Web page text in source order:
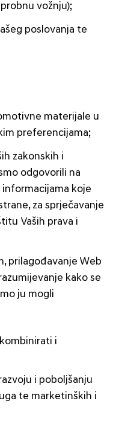
vožnju);
poslovanja te
materijale u
preferencijama;
zakonskih i
odgovorili na
koje
za sprječavanje
Vaših prava i
prilagođavanje Web
kako se
ju mogli
i
i poboljšanju
te marketinških i